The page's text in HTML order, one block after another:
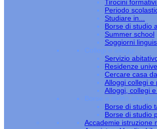
Tirocini
Periodo
Studiare in...
Borse di studio
Summer school
Soggiorni
Collegi e alloggi
Servizio
Residenze
Cercare casa
Alloggi collegi e
Alloggi, collegi
Borse e diritto allo
Borse di studio
Borse di studio
Accademie istruzione